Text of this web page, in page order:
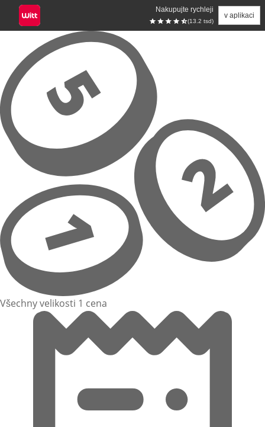
Nakupujte rychleji
(13.2 tsd)
v aplikaci
Přeskočit na hlavní obsah
Všechny velikosti 1 cena